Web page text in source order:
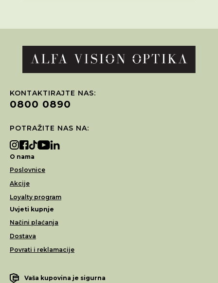
KONTAKTIRAJTE NAS:
0800 0890
POTRAŽITE NAS NA:
O nama
Poslovnice
Akcije
Loyalty program
Uvjeti kupnje
Načini plaćanja
Dostava
Povrati i reklamacije
Vaša kupovina je sigurna